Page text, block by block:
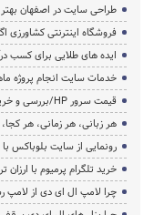
طراحی سایت در اصفهان
فروشگاه اینترنتی کشاورزی
ایده های طلایی برای کسب
خدمات سایت انجام پروژه
قیمت سرور HP/بررسی و خرید سرور اچ پی
هر زبانی، هر زمانی، هر
رونمایی از سایت بلوباکس
خرید تلگرام پرمیوم با ارزان
چرا لامپ ال ای دی از